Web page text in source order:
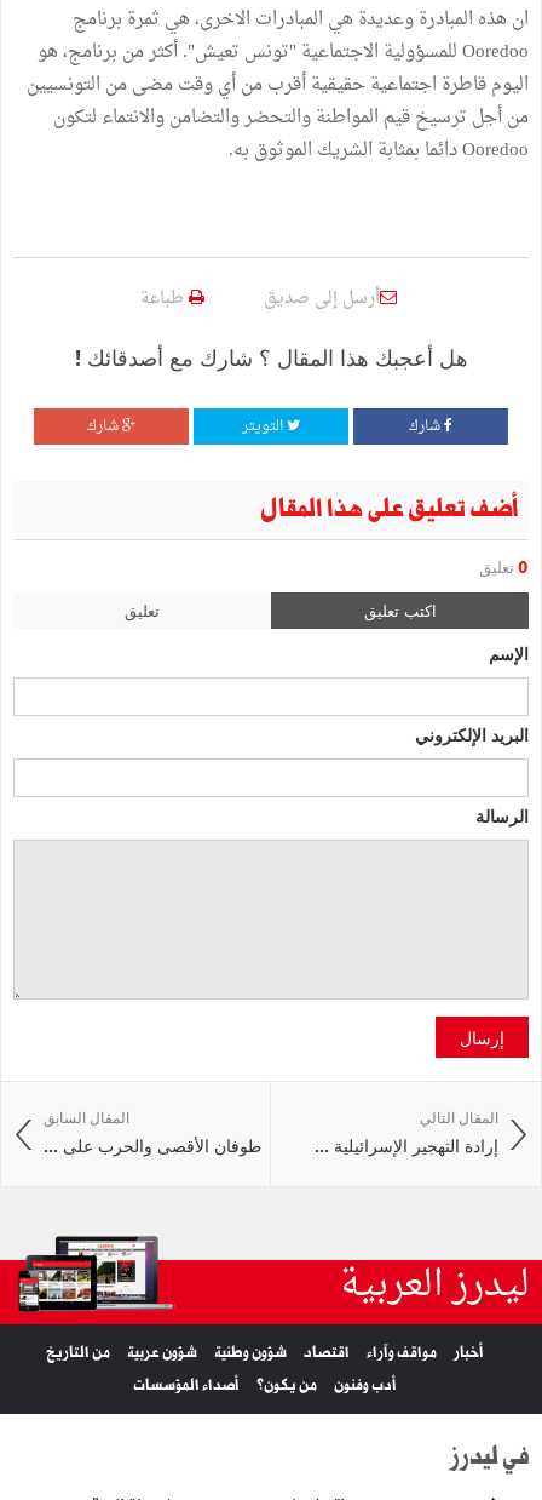
ان هذه المبادرة وعديدة هي المبادرات الاخرى، هي ثمرة برنامج
Ooredoo للمسؤولية الاجتماعية "تونس تعيش". أكثر من برنامج، هو
اليوم قاطرة اجتماعية حقيقية أقرب من أي وقت مضى من التونسيين
من أجل ترسيخ قيم المواطنة والتحضر والتضامن والانتماء لتكون
Ooredoo دائما بمثابة الشريك الموثوق به.
أرسل إلى صديق طباعة
هل أعجبك هذا المقال ؟ شارك مع أصدقائك !
شارك التويتر شارك
أضف تعليق على هذا المقال
0 تعليق
اكتب تعليق تعليق
الإسم
البريد الإلكتروني
الرسالة
إرسال
المقال السابق
طوفان الأقصى والحرب على ...
المقال التالي
إرادة التهجير الإسرائيلية ...
ليدرز العربية
أخبار مواقف وآراء اقتصاد شؤون وطنية شؤون عربية
من التاريخ
أدب وفنون
من يكون؟ أصداء المؤسسات
في ليدرز